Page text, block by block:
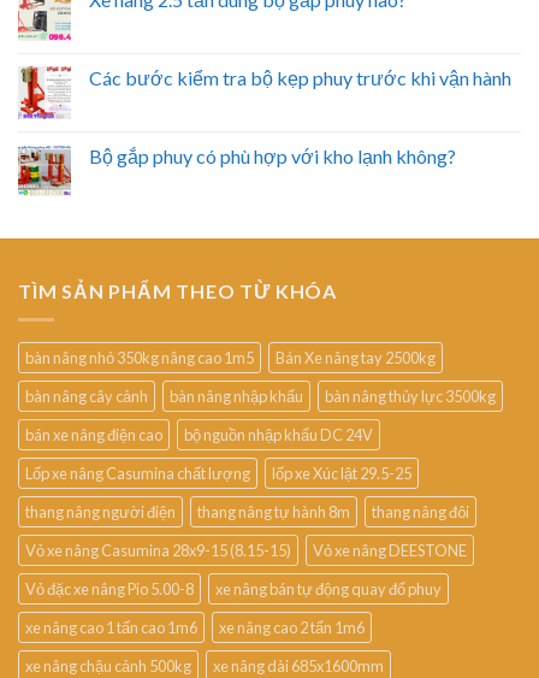
Các bước kiểm tra bộ kẹp phuy trước khi vận hành
Bộ gắp phuy có phù hợp với kho lạnh không?
TÌM SẢN PHẨM THEO TỪ KHÓA
bàn nâng nhỏ 350kg nâng cao 1m5
Bán Xe nâng tay 2500kg
bàn nâng cây cảnh
bàn nâng nhập khẩu
bàn nâng thủy lực 3500kg
bán xe nâng điện cao
bộ nguồn nhập khẩu DC 24V
Lốp xe nâng Casumina chất lượng
lốp xe Xúc lật 29.5-25
thang nâng người điện
thang nâng tự hành 8m
thang nâng đôi
Vỏ xe nâng Casumina 28x9-15 (8.15-15)
Vỏ xe nâng DEESTONE
Vỏ đặc xe nâng Pio 5.00-8
xe nâng bán tự động quay đổ phuy
xe nâng cao 1 tấn cao 1m6
xe nâng cao 2 tấn 1m6
xe nâng chậu cảnh 500kg
xe nâng dài 685x1600mm